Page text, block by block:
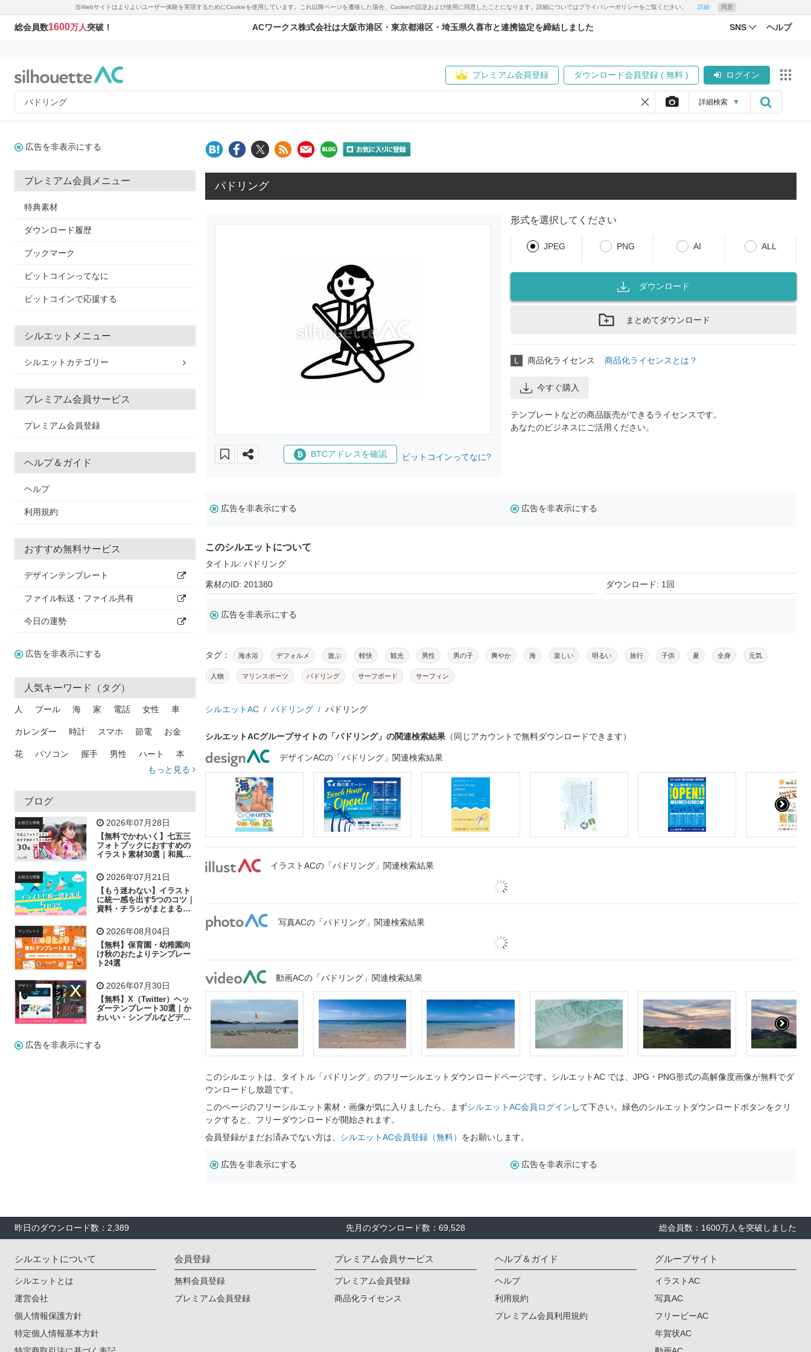
当Webサイトはよりよいユーザー体験を実現するためにCookieを使用しています。これ以降ページを遷移した場合、Cookieの設定および使用に同意したことになります。詳細についてはプライバシーポリシーをご覧ください。 詳細 同意
総会員数1600万人突破！ ACワークス株式会社は大阪市港区・東京都港区・埼玉県久喜市と連携協定を締結しました SNS ヘルプ
プレミアム会員登録 ダウンロード会員登録 ( 無料 ) ログイン
詳細検索 ▼
広告を非表示にする
プレミアム会員メニュー
特典素材
ダウンロード履歴
ブックマーク
ビットコインってなに
ビットコインで応援する
シルエットメニュー
シルエットカテゴリー
プレミアム会員サービス
プレミアム会員登録
ヘルプ＆ガイド
ヘルプ
利用規約
おすすめ無料サービス
デザインテンプレート
ファイル転送・ファイル共有
今日の運勢
広告を非表示にする
人気キーワード（タグ）
人 プール 海 家 電話 女性 車
カレンダー 時計 スマホ 節電 お金
花 パソコン 握手 男性 ハート 本
トラック 木
吹き出し
飛行機 グラフ ビル 魚 家族 書類
歩く 工場 会社 太陽 キラキラ
子供 作業員 相談 ピクトグラム
もっと見る
ブログ
お役立ち情報 2026年07月28日
【無料でかわいく】七五三
フォトブックにおすすめの
イラスト素材30選｜和風の
お役立ち情報 2026年07月21日
【もう迷わない】イラスト
に統一感を出す5つのコツ｜
資料・チラシがまとまるフ
テンプレート 2026年08月04日
【無料】保育園・幼稚園向
け秋のおたよりテンプレー
ト24選
デザイン 2026年07月30日
【無料】X（Twitter）ヘッ
ダーテンプレート30選｜か
わいい・シンプルなどデザ
広告を非表示にする
パドリング
BTCアドレスを確認 ビットコインってなに?
形式を選択してください
JPEG PNG AI ALL
ダウンロード
まとめてダウンロード
L 商品化ライセンス 商品化ライセンスとは？
今すぐ購入
テンプレートなどの商品販売ができるライセンスです。
あなたのビジネスにご活用ください。
広告を非表示にする 広告を非表示にする
このシルエットについて
タイトル: パドリング
素材のID: 201380 ダウンロード: 1回
広告を非表示にする
タグ： 海水浴 デフォルメ 遊ぶ 軽快 観光 男性 男の子 爽やか 海 楽しい 明るい 旅行 子供 夏 全身 元気
人物 マリンスポーツ パドリング サーフボード サーフィン
シルエットAC パドリング パドリング
シルエットACグループサイトの「パドリング」の関連検索結果 （同じアカウントで無料ダウンロードできます）
デザインACの「パドリング」関連検索結果
イラストACの「パドリング」関連検索結果
写真ACの「パドリング」関連検索結果
動画ACの「パドリング」関連検索結果
このシルエットは、タイトル「パドリング」のフリーシルエットダウンロードページです。シルエットAC では、JPG・PNG形式の高解像度画像が無料でダ
ウンロードし放題です。
このページのフリーシルエット素材・画像が気に入りましたら、まずシルエットAC会員ログイン して下さい。緑色のシルエットダウンロードボタンをクリ
ックすると、フリーダウンロードが開始されます。
会員登録がまだお済みでない方は、 シルエットAC会員登録（無料） をお願いします。
広告を非表示にする 広告を非表示にする
昨日のダウンロード数：2,389 先月のダウンロード数：69,528 総会員数：1600万人を突破しました
シルエットについて
シルエットとは
運営会社
個人情報保護方針
特定個人情報基本方針
会員登録
無料会員登録
プレミアム会員登録
プレミアム会員サービス
プレミアム会員登録
商品化ライセンス
ヘルプ＆ガイド
ヘルプ
利用規約
プレミアム会員利用規約
グループサイト
イラストAC
写真AC
フリービーAC
年賀状AC